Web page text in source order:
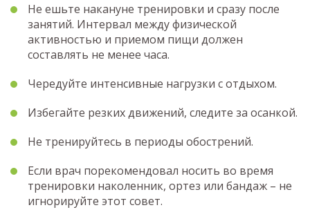
Не ешьте накануне тренировки и сразу после
занятий. Интервал между физической
активностью и приемом пищи должен
составлять не менее часа.
Чередуйте интенсивные нагрузки с отдыхом.
Избегайте резких движений, следите за осанкой.
Не тренируйтесь в периоды обострений.
Если врач порекомендовал носить во время
тренировки наколенник, ортез или бандаж – не
игнорируйте этот совет.